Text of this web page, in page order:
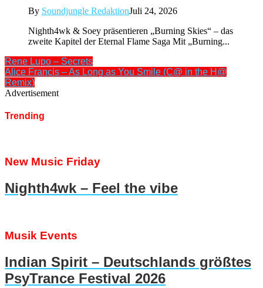
By Soundjungle RedaktionJuli 24, 2026
Nighth4wk & Soey präsentieren „Burning Skies“ – das
zweite Kapitel der Eternal Flame Saga Mit „Burning...
Rene Lupo – Secrets
Alice Francis – As Long as You Smile (C@ in the H@
Remix)
Advertisement
Trending
New Music Friday
Nighth4wk – Feel the vibe
Musik Events
Indian Spirit – Deutschlands größtes
PsyTrance Festival 2026